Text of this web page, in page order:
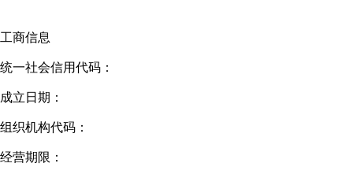
工商信息
统一社会信用代码：
成立日期：
组织机构代码：
经营期限：